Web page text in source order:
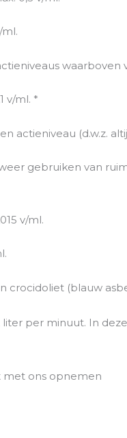
v/ml. *
actieniveau (d.w.z.
gebruiken van
v/ml.
crocidoliet (blauw
per minuut. In
met ons opnemen